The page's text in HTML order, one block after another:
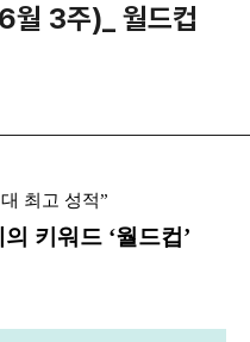
월 3주)_ 월드컵
최고 성적”
키워드 ‘월드컵’